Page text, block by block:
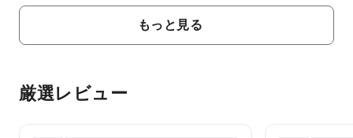
もっと見る
厳選レビュー